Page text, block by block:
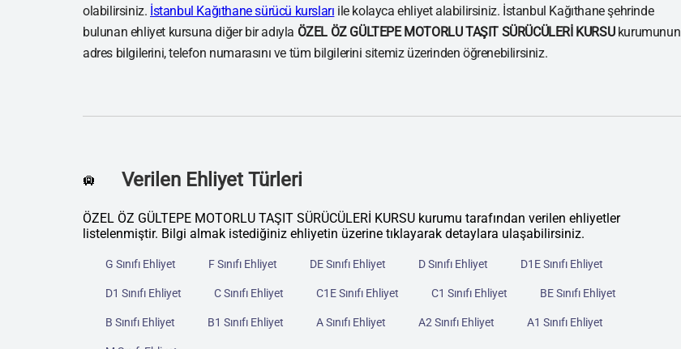
olabilirsiniz. İstanbul Kağıthane sürücü kursları ile kolayca ehliyet alabilirsiniz. İstanbul Kağıthane şehrinde
bulunan ehliyet kursuna diğer bir adıyla ÖZEL ÖZ GÜLTEPE MOTORLU TAŞIT SÜRÜCÜLERİ KURSUkurumunun
adres bilgilerini, telefon numarasını ve tüm bilgilerini sitemiz üzerinden öğrenebilirsiniz.
🛄 Verilen Ehliyet Türleri
ÖZEL ÖZ GÜLTEPE MOTORLU TAŞIT SÜRÜCÜLERİ KURSU kurumu tarafından verilen ehliyetler
listelenmiştir. Bilgi almak istediğiniz ehliyetin üzerine tıklayarak detaylara ulaşabilirsiniz.
G Sınıfı Ehliyet F Sınıfı Ehliyet DE Sınıfı Ehliyet D Sınıfı Ehliyet D1E Sınıfı Ehliyet
D1 Sınıfı Ehliyet C Sınıfı Ehliyet C1E Sınıfı Ehliyet C1 Sınıfı Ehliyet BE Sınıfı Ehliyet
B Sınıfı Ehliyet B1 Sınıfı Ehliyet A Sınıfı Ehliyet A2 Sınıfı Ehliyet A1 Sınıfı Ehliyet